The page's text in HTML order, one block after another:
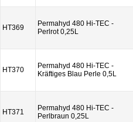
HT369
Permahyd 480 Hi-TEC -
Perlrot 0,25L
HT370
Permahyd 480 Hi-TEC -
Kräftiges Blau Perle 0,5L
HT371
Permahyd 480 Hi-TEC -
Perlbraun 0,25L